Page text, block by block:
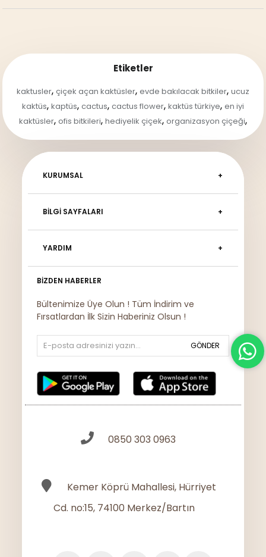
Etiketler
kaktusler, çiçek açan kaktüsler, evde bakılacak bitkiler, ucuz
kaktüs, kaptüs, cactus, cactus flower, kaktüs türkiye, en iyi
kaktüsler, ofis bitkileri, hediyelik çiçek, organizasyon çiçeği,
KURUMSAL
BILGI SAYFALARI
YARDIM
BIZDEN HABERLER
Bültenimize Üye Olun ! Tüm İndirim ve
Fırsatlardan İlk Sizin Haberiniz Olsun !
GÖNDER
0850 303 0963
Kemer Köprü Mahallesi, Hürriyet
Cd. no:15, 74100 Merkez/Bartın